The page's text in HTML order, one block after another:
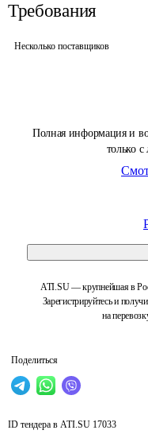
Полная информация и
только
ATI.SU — крупнейшая в
Зарегистрируйтесь и
на
Поделиться
Требования
Несколько поставщиков
ID тендера в ATI.SU 17033